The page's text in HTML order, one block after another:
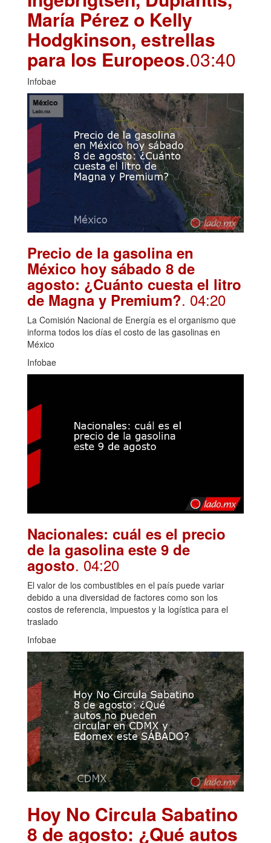
María Pérez o Kelly
Hodgkinson, estrellas
para los Europeos.03:40
Infobae
Precio de la gasolina en
México hoy sábado 8 de
agosto: ¿Cuánto cuesta el litro
de Magna y Premium?. 04:20
La Comisión Nacional de Energía es el organismo que
informa todos los días el costo de las gasolinas en
México
Infobae
Nacionales: cuál es el precio
de la gasolina este 9 de
agosto. 04:20
El valor de los combustibles en el país puede variar
debido a una diversidad de factores como son los
costos de referencia, impuestos y la logística para el
traslado
Infobae
Hoy No Circula Sabatino
8 de agosto: ¿Qué autos